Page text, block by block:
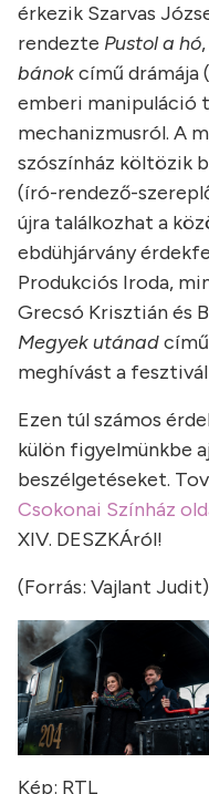
érkezik Szarvas
rendezte Pustol a hó
bánokcímű drámája
emberi manipuláció
mechanizmusról. A
szószínház költözik
(író-rendező-
újra találkozhat a
ebdühjárvány
Produkciós Iroda,
Grecsó Krisztián és
Megyek utánad
meghívást a
Ezen túl számos
külön figyelmünkbe
beszélgetéseket.
Csokonai Színház
XIV. DESZKÁról!
(Forrás: Vajlant Judit)
Kép: RTL